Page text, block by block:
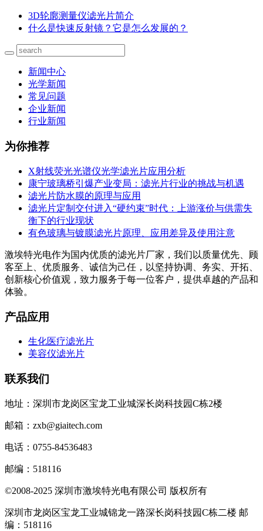
3D轮廓测量仪滤光片简介
什么是快速反射镜？它是怎么发展的？
新闻中心
光学新闻
常见问题
企业新闻
行业新闻
为你推荐
X射线荧光光谱仪光学滤光片应用分析
康宁玻璃桥引爆产业变局：滤光片行业的挑战与机遇
滤光片防水膜的原理与应用
滤光片定制交付进入“硬约束”时代：上游涨价与供需失
衡下的行业现状
有色玻璃与镀膜滤光片原理、应用差异及使用注意
激埃特光电作为国内优质的滤光片厂家，我们以质量优先、顾
客至上、优质服务、诚信为己任，以坚持协调、务实、开拓、
创新核心价值观，致力服务于每一位客户，提供卓越的产品和
体验。
产品应用
生化医疗滤光片
美容仪滤光片
联系我们
地址：深圳市龙岗区宝龙工业城深长岗科技园C栋2楼
邮箱：zxb@giaitech.com
电话：0755-84536483
邮编：518116
©2008-2025 深圳市激埃特光电有限公司 版权所有
深圳市龙岗区宝龙工业城锦龙一路深长岗科技园C栋二楼 邮
编：518116